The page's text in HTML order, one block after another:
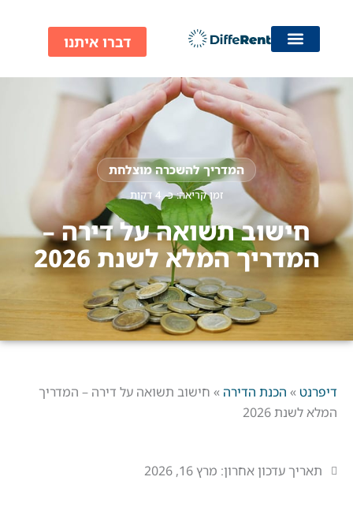
דברו איתנו
המדריך להשכרה מוצלחת
זמן קריאה: כ- 4 דקות
חישוב תשואה על דירה –
המדריך המלא לשנת 2026
דיפרנט» הכנת הדירה » חישוב תשואה על דירה – המדריך
המלא לשנת 2026
תאריך עדכון אחרון: מרץ 16, 2026